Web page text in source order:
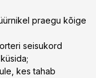
praegu kõige
seisukord
kes tahab